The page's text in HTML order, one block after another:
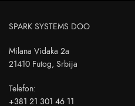
SPARK SYSTEMS DOO
Milana Vidaka 2a
21410 Futog, Srbija
Telefon:
+381 21 301 46 11